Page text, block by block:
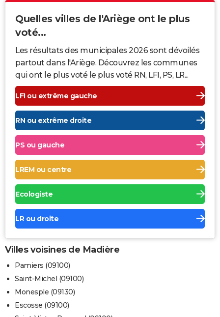
Quelles villes de l'Ariège ont le plus
voté...
Les résultats des municipales 2026 sont dévoilés
partout dans l'Ariège. Découvrez les communes
qui ont le plus voté le plus voté RN, LFI, PS, LR...
LFI ou extrême gauche
RN ou extrême droite
PS ou gauche
LREM ou centre
Ecologiste
LR ou droite
Villes voisines de Madière
Pamiers (09100)
Saint-Michel (09100)
Monesple (09130)
Escosse (09100)